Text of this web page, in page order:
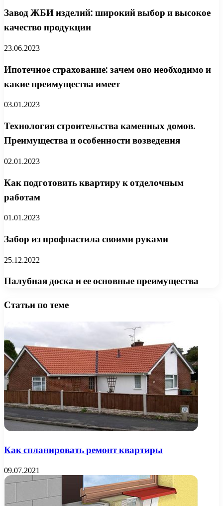
Завод ЖБИ изделий: широкий выбор и высокое
качество продукции
23.06.2023
Ипотечное страхование: зачем оно необходимо и
какие преимущества имеет
03.01.2023
Технология строительства каменных домов.
Преимущества и особенности возведения
02.01.2023
Как подготовить квартиру к отделочным
работам
01.01.2023
Забор из профнастила своими руками
25.12.2022
Палубная доска и ее основные преимущества
Статьи по теме
Как спланировать ремонт квартиры
09.07.2021